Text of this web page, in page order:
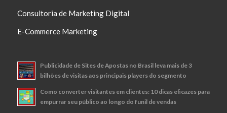
Consultoria de Marketing Digital
E-Commerce Marketing
Publicidade de Sites de Apostas no Brasil leva mais de 3
bilhões de visitas aos principais players do segmento
Como converter visitantes em clientes: 10 dicas eficazes para
empurrar seu público ao longo do funil de vendas